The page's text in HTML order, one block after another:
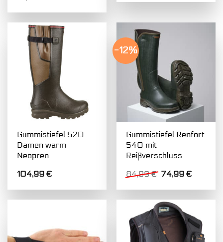
Gummistiefel 520
Damen warm
Neopren
104,99€
-12%
Gummistiefel Renfort
540 mit
Reißverschluss
84,99€ Ursprünglicher
war:
84,99 €
74,99€
ist:
74,99 €.